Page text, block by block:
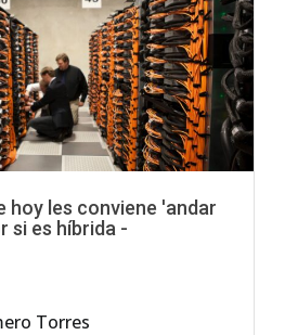
hoy les conviene 'andar
si es híbrida -
Torres